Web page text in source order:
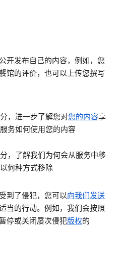
公开发布自己的内容，例如，您
馆的评价，也可以上传您撰写
，进一步了解您对您的内容享
务如何使用您的内容
，了解我们为何会从服务中移
何种方式移除
受到了侵犯，您可以向我们发送
当的行动。例如，我们会按照
停或关闭屡次侵犯版权的